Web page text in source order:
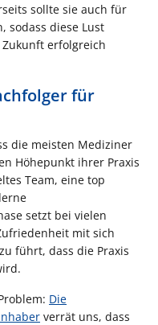
sollte sie auch für
sodass diese Lust
erfolgreich
für
die meisten Mediziner
Höhepunkt ihrer Praxis
Team, eine top
setzt bei vielen
mit sich
führt, dass die Praxis
Die
verrät uns, dass